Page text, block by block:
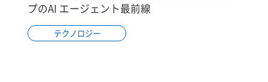
プのAI エージェント最前線
テクノロジー